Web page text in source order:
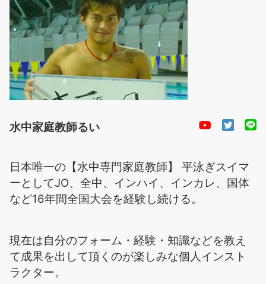
水中家庭教師るい
日本唯一の【水中専門家庭教師】 平泳ぎスイマ
ーとしてJO、全中、インハイ、インカレ、国体
など16年間全国大会を経験し続ける。
現在は自分のフォーム・経験・知識などを教え
て成果を出して頂くのが楽しみな個人インスト
ラクター。